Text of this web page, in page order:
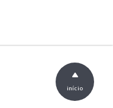
início